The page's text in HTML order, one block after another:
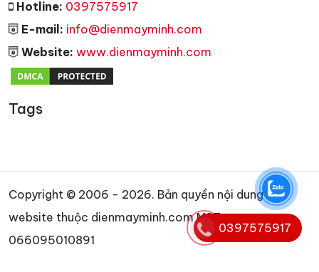
Hotline: 0397575917
E-mail: info@dienmayminh.com
Website: www.dienmayminh.com
Tags
Copyright © 2006 - 2026. Bản quyền nội dung
website thuộc dienmayminh.com MST:
066095010891
0397575917